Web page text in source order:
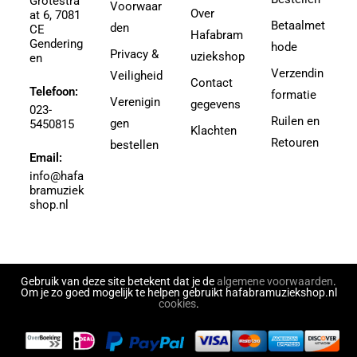
Agricole-Genin, Paul
Aguilar, Walter Leon
Aguilera, Christina
Ahbez, Eden
Ahle, Johann R.
Ahronheim, Albert
Airto Moreira Ramon Zenker
Aitken
Aitken, Robert
Al Hirt
Al-Odeh, Simon
Alain Silvestri
3-4
3.5
30
3e divisie
4
4,5
4,5 (3e divisie)
4.5
6
7
43497
43526
at 6, 7081
CE
Gendering
en
Telefoon:
023-
5450815
Email:
info@hafa
bramuziek
shop.nl
Voorwaar
den
Privacy &
Veiligheid
Verenigin
gen
bestellen
Over
Hafabram
uziekshop
Contact
gegevens
Klachten
Betaalmet
hode
Verzendin
formatie
Ruilen en
Retouren
Gebruik van deze site betekent dat je dealgemene voorwaarden.
Om je zo goed mogelijk te helpen gebruikt hafabramuziekshop.nl
cookies.